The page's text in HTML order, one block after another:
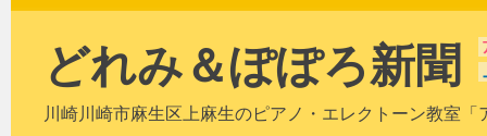
どれみ＆ぽぽろ新聞
川崎川崎市麻生区上麻生のピアノ・エレクトーン教室